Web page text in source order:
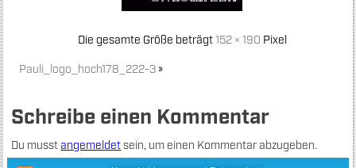
Die gesamte Größe beträgt152 × 190 Pixel
Pauli_logo_hoch178_222-3»
Schreibe einen Kommentar
Du musstangemeldetsein, um einen Kommentar abzugeben.